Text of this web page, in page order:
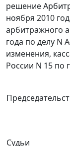
решение
ноября 2010
арбитражного
года по делу N
изменения,
России N 15 по
Судьи